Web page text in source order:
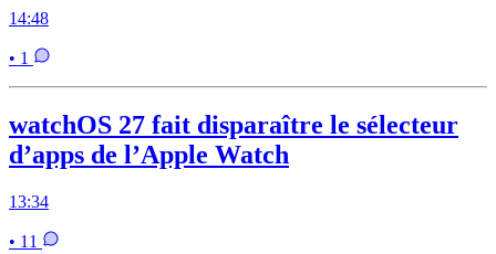
14:48
• 1
watchOS 27 fait disparaître le sélecteur
d’apps de l’Apple Watch
13:34
• 11